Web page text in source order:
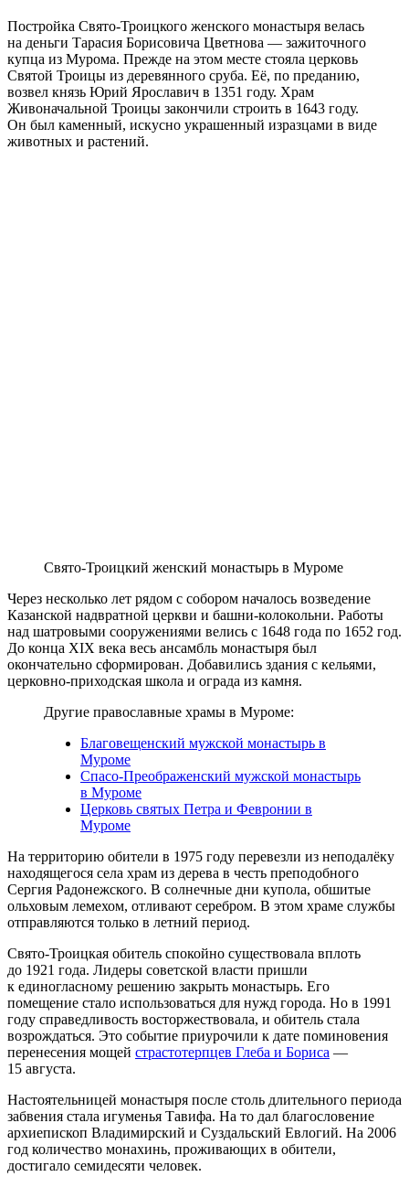
Постройка Свято-Троицкого женского монастыря велась
на деньги Тарасия Борисовича Цветнова — зажиточного
купца из Мурома. Прежде на этом месте стояла церковь
Святой Троицы из деревянного сруба. Её, по преданию,
возвел князь Юрий Ярославич в 1351 году. Храм
Живоначальной Троицы закончили строить в 1643 году.
Он был каменный, искусно украшенный изразцами в виде
животных и растений.
Свято-Троицкий женский монастырь в Муроме
Через несколько лет рядом с собором началось возведение
Казанской надвратной церкви и башни-колокольни. Работы
над шатровыми сооружениями велись с 1648 года по 1652 год.
До конца XIX века весь ансамбль монастыря был
окончательно сформирован. Добавились здания с кельями,
церковно-приходская школа и ограда из камня.
Другие православные храмы в Муроме:
Благовещенский мужской монастырь в
Муроме
Спасо-Преображенский мужской монастырь
в Муроме
Церковь святых Петра и Февронии в
Муроме
На территорию обители в 1975 году перевезли из неподалёку
находящегося села храм из дерева в честь преподобного
Сергия Радонежского. В солнечные дни купола, обшитые
ольховым лемехом, отливают серебром. В этом храме службы
отправляются только в летний период.
Свято-Троицкая обитель спокойно существовала вплоть
до 1921 года. Лидеры советской власти пришли
к единогласному решению закрыть монастырь. Его
помещение стало использоваться для нужд города. Но в 1991
году справедливость восторжествовала, и обитель стала
возрождаться. Это событие приурочили к дате поминовения
перенесения мощей страстотерпцев Глеба и Бориса —
15 августа.
Настоятельницей монастыря после столь длительного периода
забвения стала игуменья Тавифа. На то дал благословение
архиепископ Владимирский и Суздальский Евлогий. На 2006
год количество монахинь, проживающих в обители,
достигало семидесяти человек.